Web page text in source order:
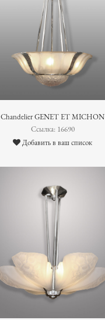
Chandelier GENET ET MICHON
Ссылка: 16690
Добавить в ваш список